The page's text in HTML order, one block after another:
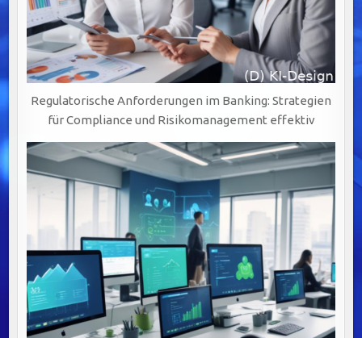
Regulatorische Anforderungen im Banking: Strategien
für Compliance und Risikomanagement effektiv